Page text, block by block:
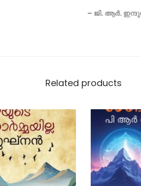
Related products